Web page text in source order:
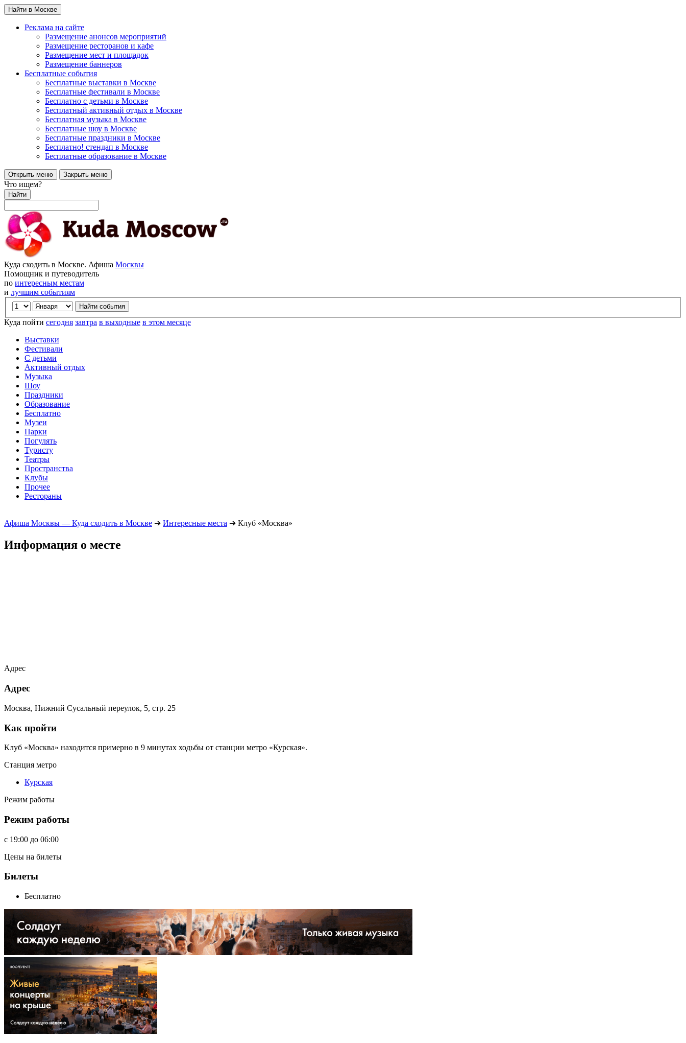
Найти в Москве
Реклама на сайте
Размещение анонсов мероприятий
Размещение ресторанов и кафе
Размещение мест и площадок
Размещение баннеров
Бесплатные события
Бесплатные выставки в Москве
Бесплатные фестивали в Москве
Бесплатно с детьми в Москве
Бесплатный активный отдых в Москве
Бесплатная музыка в Москве
Бесплатные шоу в Москве
Бесплатные праздники в Москве
Бесплатно! стендап в Москве
Бесплатные образование в Москве
Открыть меню Закрыть меню
Что ищем?
Найти
Куда сходить в Москве. Афиша Москвы
Помощник и путеводитель
по интересным местам
и лучшим событиям
Куда пойти сегодня завтра в выходные в этом месяце
Выставки
Фестивали
С детьми
Активный отдых
Музыка
Шоу
Праздники
Образование
Бесплатно
Музеи
Парки
Погулять
Туристу
Театры
Пространства
Клубы
Прочее
Рестораны
Афиша Москвы — Куда сходить в Москве ➔ Интересные места ➔ Клуб «Москва»
Информация о месте
Адрес
Адрес
Москва, Нижний Сусальный переулок, 5, стр. 25
Как пройти
Клуб «Москва» находится примерно в 9 минутах ходьбы от станции метро «Курская».
Станция метро
Курская
Режим работы
Режим работы
c 19:00 до 06:00
Цены на билеты
Билеты
Бесплатно